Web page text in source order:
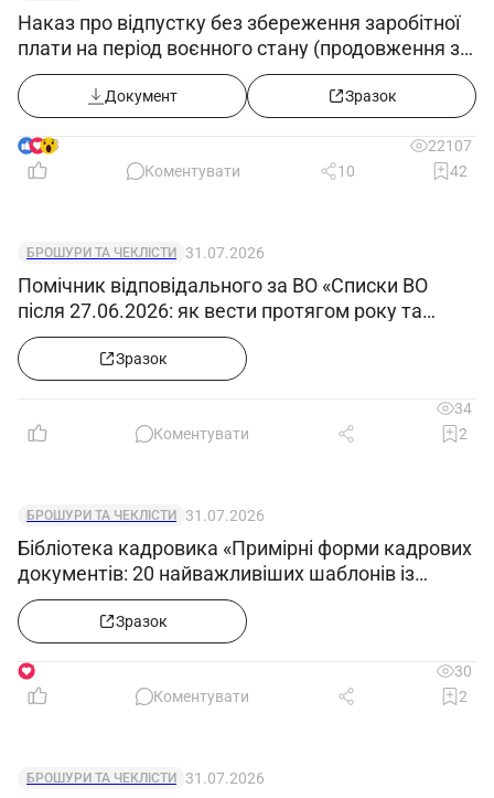
Наказ про відпустку без збереження заробітної
плати на період воєнного стану (продовження з
25.05.2022)
Документ Зразок
8
22107
Коментувати
10 42
БРОШУРИ ТА ЧЕКЛІСТИ 31.07.2026
Помічник відповідального за ВО «Списки ВО
після 27.06.2026: як вести протягом року та
відображати звільнених, мобілізованих»
Зразок
34
Коментувати
2
БРОШУРИ ТА ЧЕКЛІСТИ 31.07.2026
Бібліотека кадровика «Примірні форми кадрових
документів: 20 найважливіших шаблонів із
прикладами заповнення»
Зразок
1
30
Коментувати
2
БРОШУРИ ТА ЧЕКЛІСТИ 31.07.2026